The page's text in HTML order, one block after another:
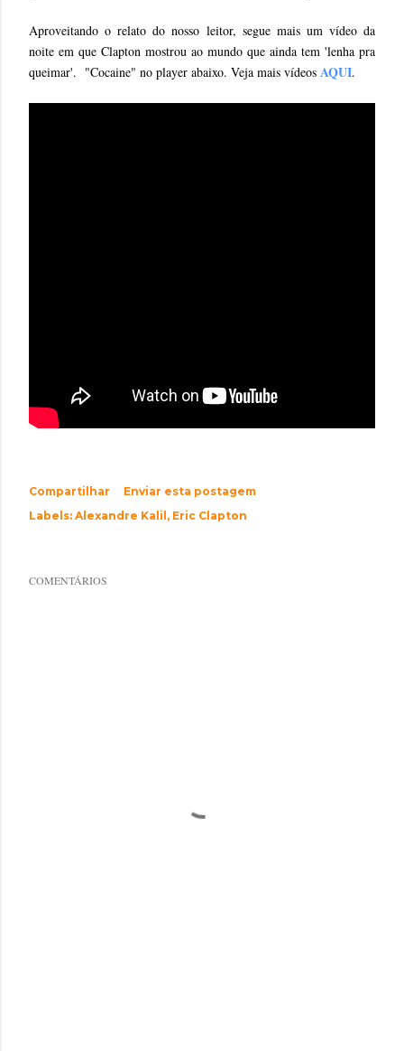
Aproveitando o relato do nosso leitor, segue mais um vídeo da
noite em que Clapton mostrou ao mundo que ainda tem 'lenha pra
queimar'. "Cocaine" no player abaixo. Veja mais vídeos AQUI.
Compartilhar
Enviar esta postagem
Labels: Alexandre Kalil Eric Clapton
COMENTÁRIOS